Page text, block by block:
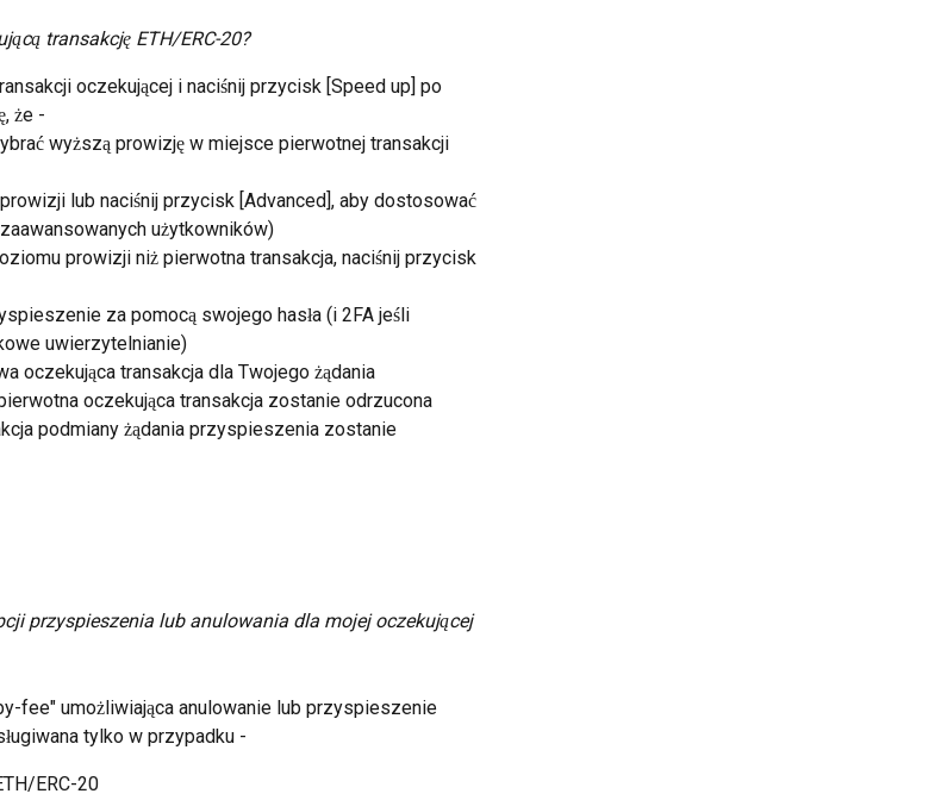
transakcję ETH/ERC-20?
oczekującej i naciśnij przycisk [Speed up] po
że -
wyższą prowizję w miejsce pierwotnej transakcji
lub naciśnij przycisk [Advanced], aby dostosować
użytkowników)
prowizji niż pierwotna transakcja, naciśnij przycisk
za pomocą swojego hasła (i 2FA jeśli
uwierzytelnianie)
oczekująca transakcja dla Twojego żądania
oczekująca transakcja zostanie odrzucona
podmiany żądania przyspieszenia zostanie
przyspieszenia lub anulowania dla mojej oczekującej
fee" umożliwiająca anulowanie lub przyspieszenie
tylko w przypadku -
ERC-20